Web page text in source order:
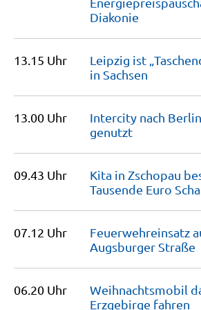
Diakonie
13.15 Uhr
Leipzig ist
in Sachsen
13.00 Uhr
Intercity nach
genutzt
09.43 Uhr
Kita in Zschopau
Tausende Euro
07.12 Uhr
Feuerwehreinsatz
Augsburger Straße
06.20 Uhr
Weihnachtsmobil
Erzgebirge fahren